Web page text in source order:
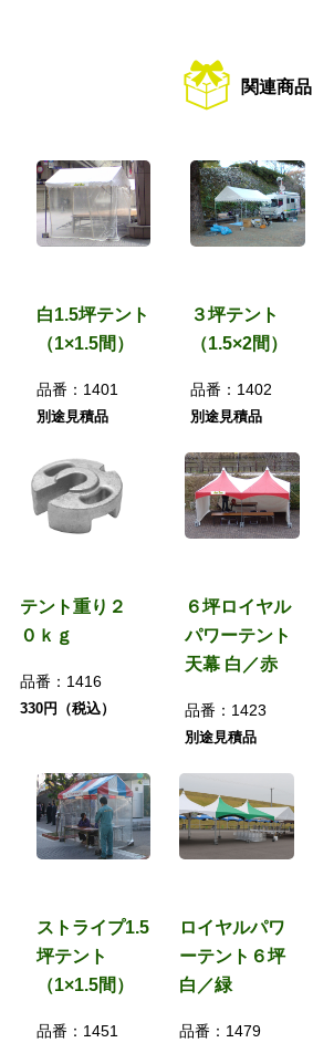
関連商品
白1.5坪テント
（1×1.5間）
品番： 1401
別途見積品
３坪テント
（1.5×2間）
品番： 1402
別途見積品
テント重り２
０ｋｇ
品番： 1416
330円（税込）
６坪ロイヤル
パワーテント
天幕 白／赤
品番： 1423
別途見積品
ストライプ1.5
坪テント
（1×1.5間）
品番： 1451
ロイヤルパワ
ーテント６坪
白／緑
品番： 1479